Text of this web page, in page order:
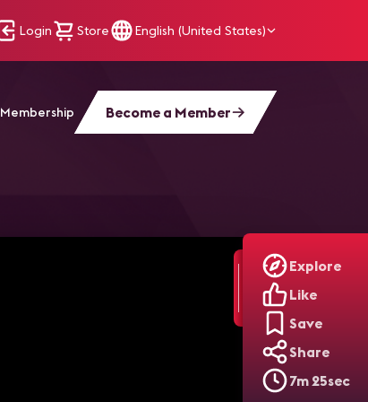
Login Store English (United States)
Membership Become a Member
Explore
Like
Save
Share
7m 25sec